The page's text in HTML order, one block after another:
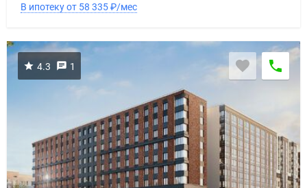
В ипотеку от 58 335₽/мес
4.3 1